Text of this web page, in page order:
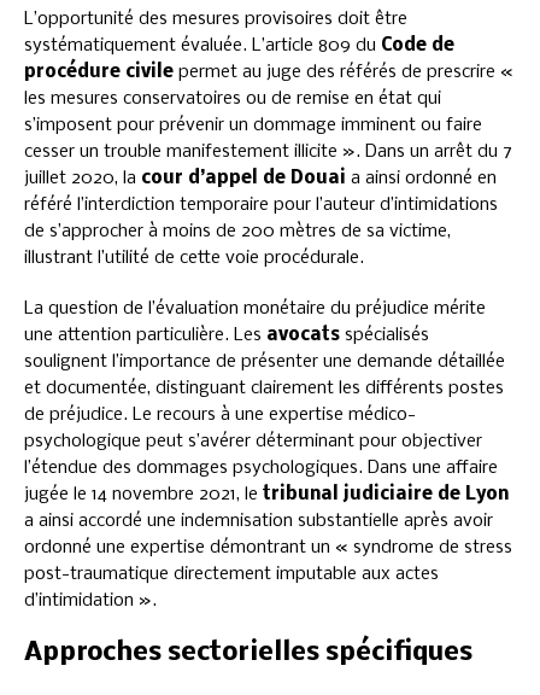
L’opportunité des mesures provisoires doit être
systématiquement évaluée. L’article 809 du Code de
procédure civile permet au juge des référés de prescrire «
les mesures conservatoires ou de remise en état qui
s’imposent pour prévenir un dommage imminent ou faire
cesser un trouble manifestement illicite ». Dans un arrêt du 7
juillet 2020, la cour d’appel de Douai a ainsi ordonné en
référé l’interdiction temporaire pour l’auteur d’intimidations
de s’approcher à moins de 200 mètres de sa victime,
illustrant l’utilité de cette voie procédurale.
La question de l’évaluation monétaire du préjudice mérite
une attention particulière. Les avocats spécialisés
soulignent l’importance de présenter une demande détaillée
et documentée, distinguant clairement les différents postes
de préjudice. Le recours à une expertise médico-
psychologique peut s’avérer déterminant pour objectiver
l’étendue des dommages psychologiques. Dans une affaire
jugée le 14 novembre 2021, le tribunal judiciaire de Lyon
a ainsi accordé une indemnisation substantielle après avoir
ordonné une expertise démontrant un « syndrome de stress
post-traumatique directement imputable aux actes
d’intimidation ».
Approches sectorielles spécifiques